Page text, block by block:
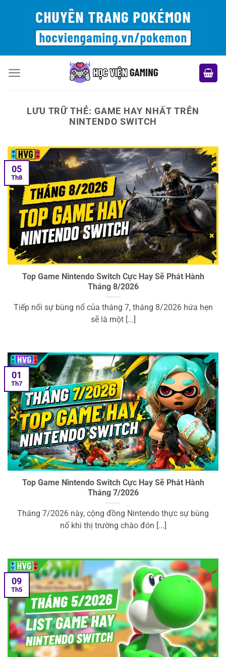
LƯU TRỮ THẺ: GAME HAY NHẤT TRÊN
NINTENDO SWITCH
Top Game Nintendo Switch Cực Hay Sẽ Phát Hành
Tháng 8/2026
Tiếp nối sự bùng nổ của tháng 7, tháng 8/2026 hứa hẹn
sẽ là một [...]
05
Th8
Top Game Nintendo Switch Cực Hay Sẽ Phát Hành
Tháng 7/2026
Tháng 7/2026 này, cộng đồng Nintendo thực sự bùng
nổ khi thị trường chào đón [...]
01
Th7
09
Th5